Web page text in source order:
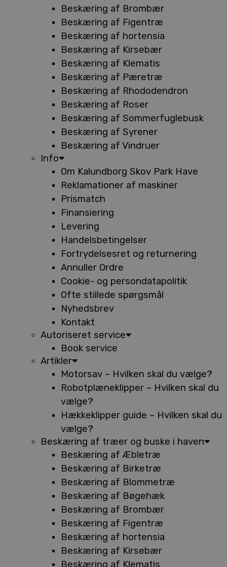
Beskæring af Brombær
Beskæring af Figentræ
Beskæring af hortensia
Beskæring af Kirsebær
Beskæring af Klematis
Beskæring af Pæretræ
Beskæring af Rhododendron
Beskæring af Roser
Beskæring af Sommerfuglebusk
Beskæring af Syrener
Beskæring af Vindruer
Info
Om Kalundborg Skov Park Have
Reklamationer af maskiner
Prismatch
Finansiering
Levering
Handelsbetingelser
Fortrydelsesret og returnering
Annuller Ordre
Cookie- og persondatapolitik
Ofte stillede spørgsmål
Nyhedsbrev
Kontakt
Autoriseret service
Book service
Artikler
Motorsav – Hvilken skal du vælge?
Robotplæneklipper – Hvilken skal du
vælge?
Hækkeklipper guide – Hvilken skal du
vælge?
Beskæring af træer og buske i haven
Beskæring af Æbletræ
Beskæring af Birketræ
Beskæring af Blommetræ
Beskæring af Bøgehæk
Beskæring af Brombær
Beskæring af Figentræ
Beskæring af hortensia
Beskæring af Kirsebær
Beskæring af Klematis